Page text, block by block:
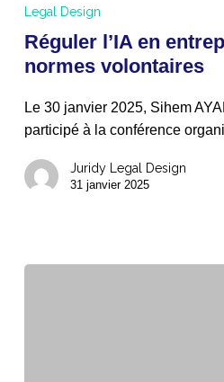
entreprise
:
le
des
normes
Legal Design
Réguler l’IA en
normes volontaires
Le 30 janvier 2025, Sihem
participé à la conférence
Juridy Legal Design
31 janvier 2025